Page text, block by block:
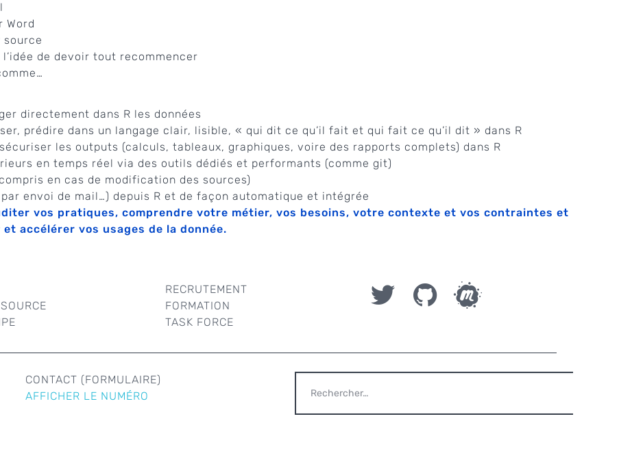
Word
de devoir tout recommencer
directement dans R les données
prédire dans un langage clair, lisible, « qui dit ce qu’il fait et qui fait ce qu’il dit » dans R
les outputs (calculs, tableaux, graphiques, voire des rapports complets) dans R
en temps réel via des outils dédiés et performants (comme git)
en cas de modification des sources)
envoi de mail…) depuis R et de façon automatique et intégrée
vos pratiques, comprendre votre métier, vos besoins, votre contexte et vos contraintes et
accélérer vos usages de la donnée.
RECRUTEMENT
FORMATION
TASK FORCE
CONTACT (FORMULAIRE)
AFFICHER LE NUMÉRO
RECHERCHER :